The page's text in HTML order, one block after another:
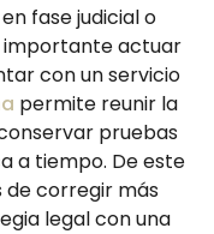
fase judicial o
importante actuar
con un servicio
permite reunir la
pruebas
a tiempo. De este
de corregir más
legal con una